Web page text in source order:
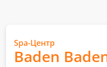
Spa-Центр
Baden